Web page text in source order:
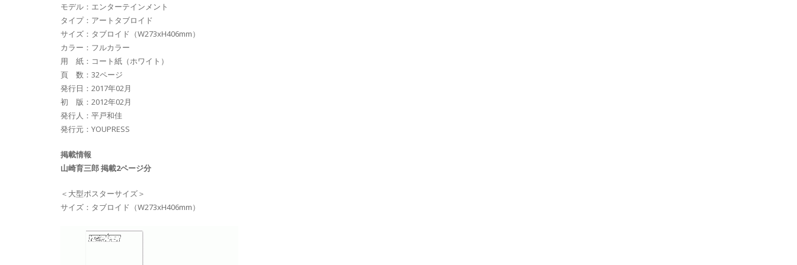
モデル：エンターテインメント
タイプ：アートタブロイド
サイズ：タブロイド（W273xH406mm）
カラー：フルカラー
用 紙：コート紙（ホワイト）
頁 数：32ページ
発行日：2017年02月
初 版：2012年02月
発行人：平戸和佳
発行元：YOUPRESS
掲載情報
山崎育三郎 掲載2ページ分
＜大型ポスターサイズ＞
サイズ：タブロイド（W273xH406mm）